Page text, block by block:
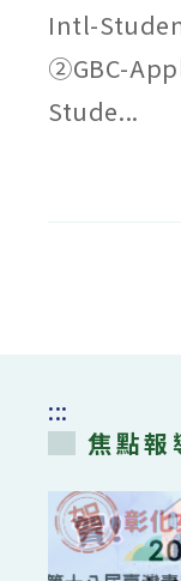
Intl-
②GBC-
Stude...
:::
焦點報